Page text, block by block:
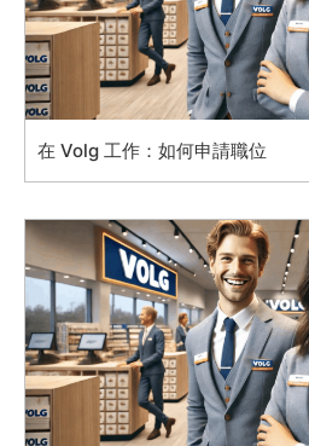
在 Volg 工作：如何申請職位